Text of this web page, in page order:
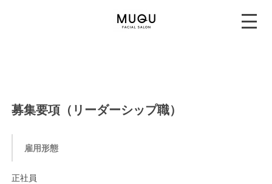
募集要項（リーダーシップ職）
雇用形態
正社員